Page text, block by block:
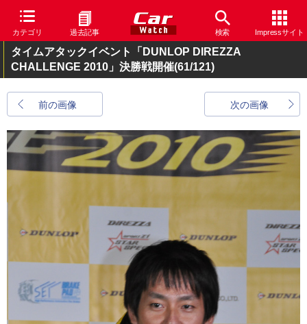
カテゴリ 過去記事 検索 Impressサイト
タイムアタックイベント「DUNLOP DIREZZA
CHALLENGE 2010」決勝戦開催(61/121)
前の画像 次の画像